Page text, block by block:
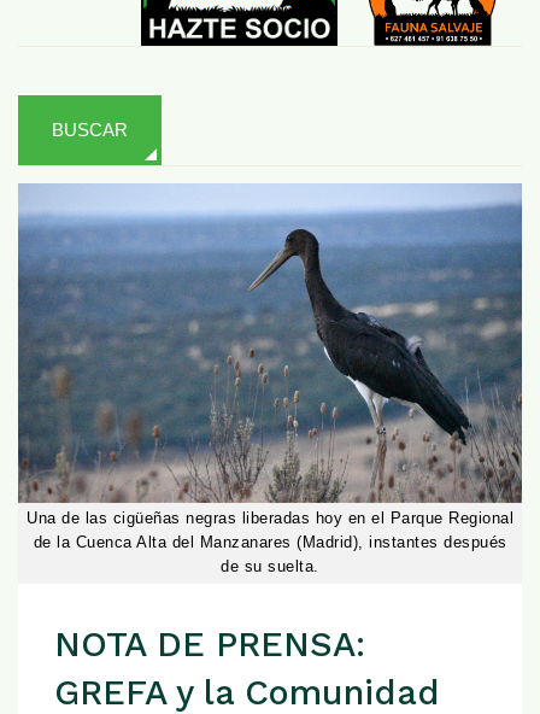
BUSCAR
Una de las cigüeñas negras liberadas hoy en el Parque Regional
de la Cuenca Alta del Manzanares (Madrid), instantes después
de su suelta.
NOTA DE PRENSA:
GREFA y la Comunidad